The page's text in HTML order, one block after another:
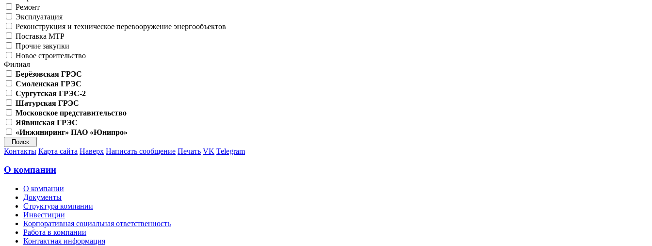
Ремонт
Эксплуатация
Реконструкция и техническое перевооружение энергообъектов
Поставка МТР
Прочие закупки
Новое строительство
Филиал
Берёзовская ГРЭС
Смоленская ГРЭС
Сургутская ГРЭС-2
Шатурская ГРЭС
Московское представительство
Яйвинская ГРЭС
«Инжиниринг» ПАО «Юнипро»
Контакты Карта сайта Наверх Написать сообщение Печать VK Telegram
О компании
О компании
Документы
Структура компании
Инвестиции
Корпоративная социальная ответственность
Работа в компании
Контактная информация